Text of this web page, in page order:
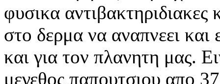
φυσικα αντιβακτηριδιακες
στο δερμα να αναπνεει και
και για τον πλανητη μας.
μεγεθος παπουτσιου απο